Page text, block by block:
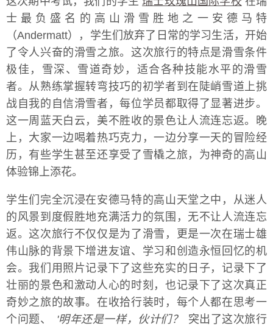
士最负盛名的高山滑雪胜地之一安德马特
（Andermatt），学生们放弃了日常的学习生活，开始
了令人兴奋的滑雪之旅。这次旅行的特点是滑雪条件
极佳，雪深、雪道奇妙，适合各种技能水平的滑雪
者。从熟练掌握转弯技巧的初学者到在陡峭雪道上挑
战自我的自信滑雪者，每位学员都取得了显著进步。
这一周蓝天白云，美不胜收的景色让人流连忘返。晚
上，大家一边喝着热巧克力，一边分享一天的冒险经
历，有些学生甚至还享受了雪橇之旅，为神奇的高山
体验锦上添花。
学生们完全沉浸在安德马特的高山天堂之中，从迷人
的风景到度假胜地充满活力的氛围，无不让人流连忘
返。这次旅行不仅仅是为了滑雪，更是一次在瑞士雄
伟山脉的背景下增进友谊、学习和创造永恒回忆的机
会。我们用照片记录下了这些充实的日子，记录下了
壮丽的景色和激动人心的时刻，也记录下了这次真正
奇妙之旅的故事。在收拾行装时，每个人都在思考一
个问题、
'明年还是一样，伙计们？
突出了这次旅行